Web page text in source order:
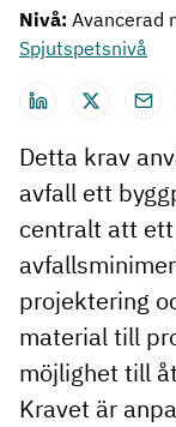
Nivå: Avancerad
Spjutspetsnivå
Detta krav
avfall ett
centralt att
projektering
material till
möjlighet till
Kravet är